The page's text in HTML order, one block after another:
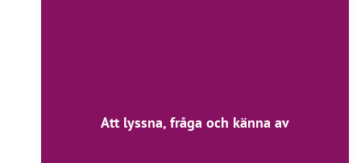
Att lyssna, fråga och känna av